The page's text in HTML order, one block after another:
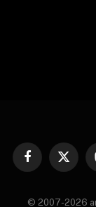
Facebook
X
© 2007-2026